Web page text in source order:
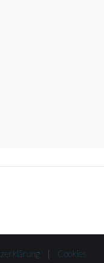
| Cookies